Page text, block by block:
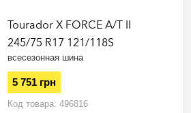
Tourador X FORCE A/T II
245/75 R17 121/118S
всесезонная шина
5 751 грн
Код товара:496816